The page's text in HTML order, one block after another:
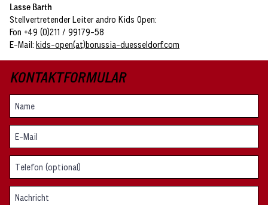
Lasse Barth
Stellvertretender Leiter andro Kids Open:
Fon +49 (0)211 / 99179-58
E-Mail: kids-open(at)borussia-duesseldorf.com
KONTAKTFORMULAR